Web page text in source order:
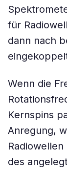
für
dann nach
Wenn die
Kernspins
Anregung,
des